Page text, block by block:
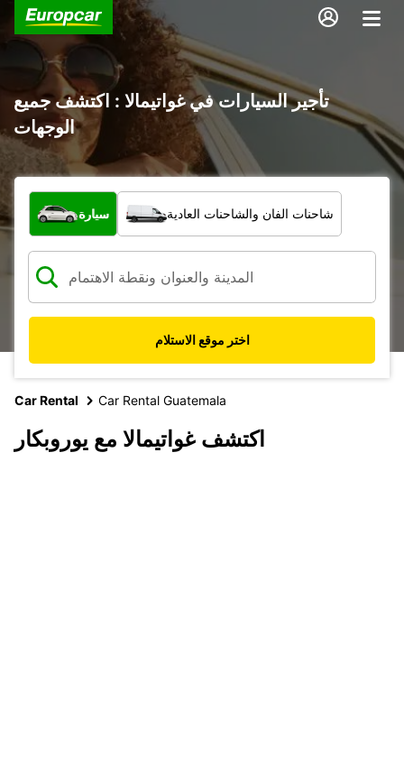
تأجير السيارات في غواتيمالا : اكتشف جميع
الوجهات
ما نوع المركبة؟
سيارة شاحنات الفان والشاحنات العادية
اختر موقع الاستلام
Car Rental Car Rental Guatemala
اكتشف غواتيمالا مع يوروبكار